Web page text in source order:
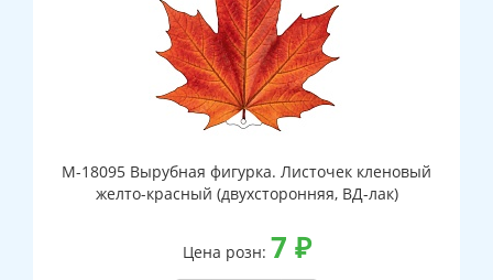
М-18095 Вырубная фигурка. Листочек кленовый
желто-красный (двухсторонняя, ВД-лак)
Цена розн: 7 ₽